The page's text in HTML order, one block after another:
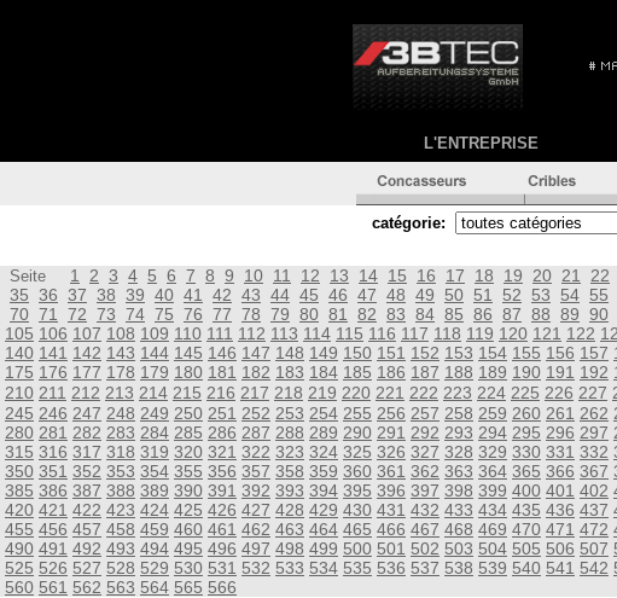
L'ENTREPRISE
catégorie:
Seite 1 2 3 4 5 6 7 8 9 10 11 12 13 14 15 16 17 18 19 20 21 22
35 36 37 38 39 40 41 42 43 44 45 46 47 48 49 50 51 52 53 54 55
70 71 72 73 74 75 76 77 78 79 80 81 82 83 84 85 86 87 88 89 90
105 106 107 108 109 110 111 112 113 114 115 116 117 118 119 120 121 122
140 141 142 143 144 145 146 147 148 149 150 151 152 153 154 155 156 157
175 176 177 178 179 180 181 182 183 184 185 186 187 188 189 190 191 192
210 211 212 213 214 215 216 217 218 219 220 221 222 223 224 225 226 227
245 246 247 248 249 250 251 252 253 254 255 256 257 258 259 260 261 262
280 281 282 283 284 285 286 287 288 289 290 291 292 293 294 295 296 297
315 316 317 318 319 320 321 322 323 324 325 326 327 328 329 330 331 332
350 351 352 353 354 355 356 357 358 359 360 361 362 363 364 365 366 367
385 386 387 388 389 390 391 392 393 394 395 396 397 398 399 400 401 402
420 421 422 423 424 425 426 427 428 429 430 431 432 433 434 435 436 437
455 456 457 458 459 460 461 462 463 464 465 466 467 468 469 470 471 472
490 491 492 493 494 495 496 497 498 499 500 501 502 503 504 505 506 507
525 526 527 528 529 530 531 532 533 534 535 536 537 538 539 540 541 542
560 561 562 563 564 565 566